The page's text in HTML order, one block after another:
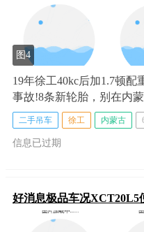
图4
19年徐工40kc后加1.7顿
事故!8条新轮胎，别在内
二手吊车 徐工 内蒙古
信息已过期
好消息极品车况XCT20L5